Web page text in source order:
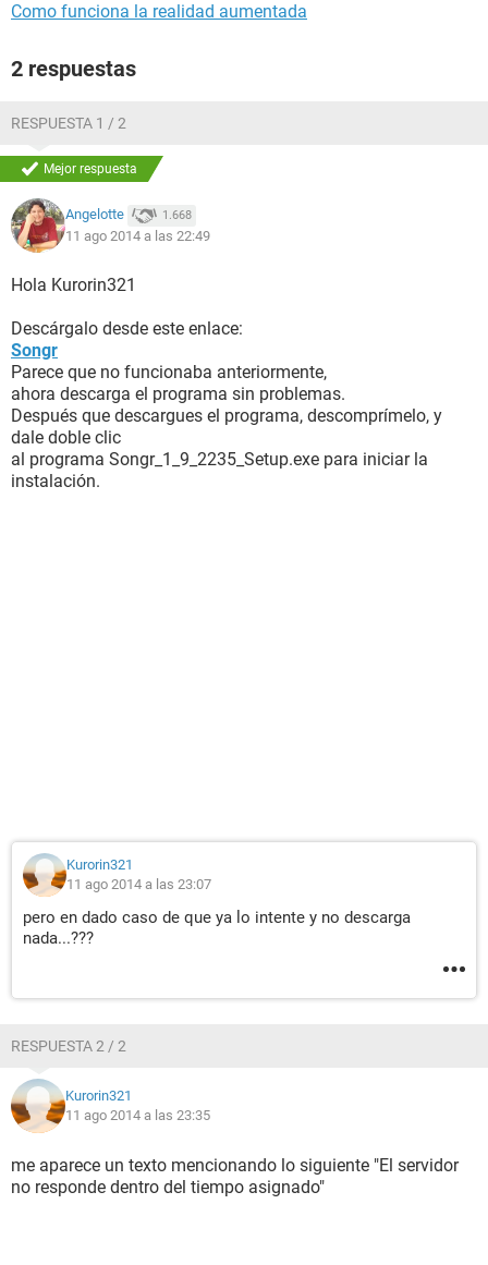
Como funciona la realidad aumentada
2 respuestas
RESPUESTA 1 / 2
Mejor respuesta
Angelotte 1.668
11 ago 2014 a las 22:49
Hola Kurorin321
Descárgalo desde este enlace:
Songr
Parece que no funcionaba anteriormente,
ahora descarga el programa sin problemas.
Después que descargues el programa, descomprímelo, y
dale doble clic
al programa Songr_1_9_2235_Setup.exe para iniciar la
instalación.
Kurorin321
11 ago 2014 a las 23:07
pero en dado caso de que ya lo intente y no descarga
nada...???
RESPUESTA 2 / 2
Kurorin321
11 ago 2014 a las 23:35
me aparece un texto mencionando lo siguiente "El servidor
no responde dentro del tiempo asignado"